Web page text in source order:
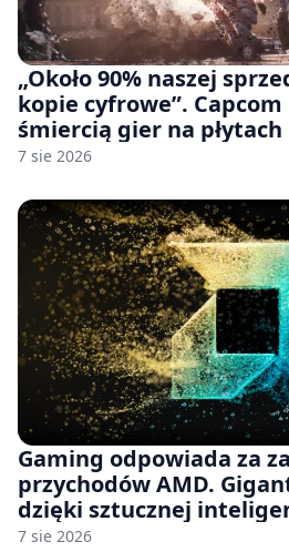
„Około 90% naszej
kopie cyfrowe”.
śmiercią gier na płytach
7 sie 2026
Gaming odpowiada za
przychodów AMD.
dzięki sztucznej
7 sie 2026